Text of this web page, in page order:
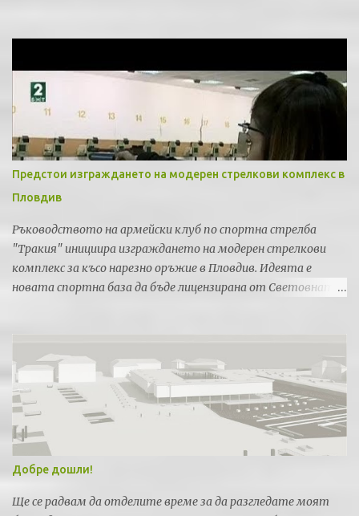
Предстои изграждането на модерен стрелкови комплекс в
Пловдив
Ръководството на армейски клуб по спортна стрелба
"Тракия" инициира изграждането на модерен стрелкови
комплекс за късо нарезно оръжие в Пловдив. Идеята е
новата спортна база да бъде лицензирана от Световната
Добре дошли!
Ще се радвам да отделите време за да разгледате моят